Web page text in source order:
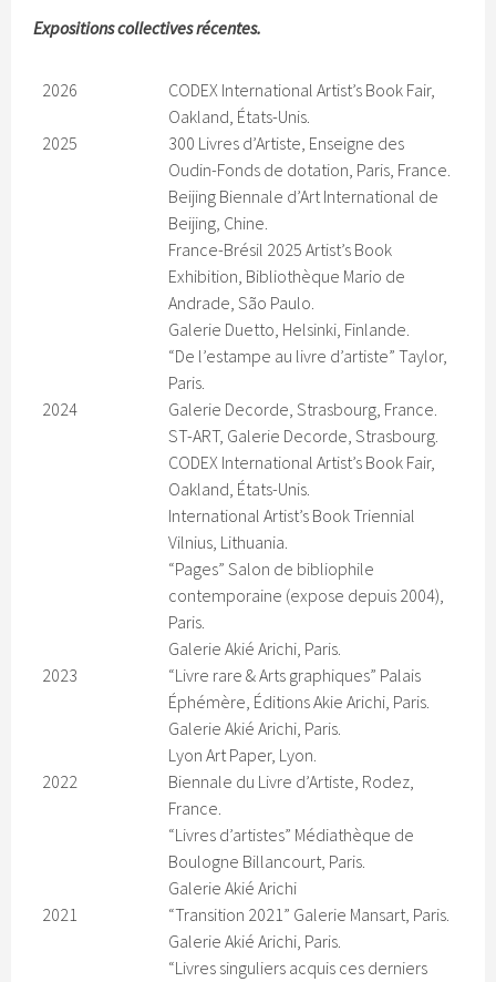
Expositions collectives récentes.
2026
CODEX International Artist’s Book Fair,
Oakland, États-Unis.
2025
300 Livres d’Artiste, Enseigne des
Oudin-Fonds de dotation, Paris, France.
Beijing Biennale d’Art International de
Beijing, Chine.
France-Brésil 2025 Artist’s Book
Exhibition, Bibliothèque Mario de
Andrade, São Paulo.
Galerie Duetto, Helsinki, Finlande.
“De l’estampe au livre d’artiste” Taylor,
Paris.
2024
Galerie Decorde, Strasbourg, France.
ST-ART, Galerie Decorde, Strasbourg.
CODEX International Artist’s Book Fair,
Oakland, États-Unis.
International Artist’s Book Triennial
Vilnius, Lithuania.
“Pages” Salon de bibliophile
contemporaine (expose depuis 2004),
Paris.
Galerie Akié Arichi, Paris.
2023
“Livre rare & Arts graphiques” Palais
Éphémère, Éditions Akie Arichi, Paris.
Galerie Akié Arichi, Paris.
Lyon Art Paper, Lyon.
2022
Biennale du Livre d’Artiste, Rodez,
France.
“Livres d’artistes” Médiathèque de
Boulogne Billancourt, Paris.
Galerie Akié Arichi
2021
“Transition 2021” Galerie Mansart, Paris.
Galerie Akié Arichi, Paris.
“Livres singuliers acquis ces derniers